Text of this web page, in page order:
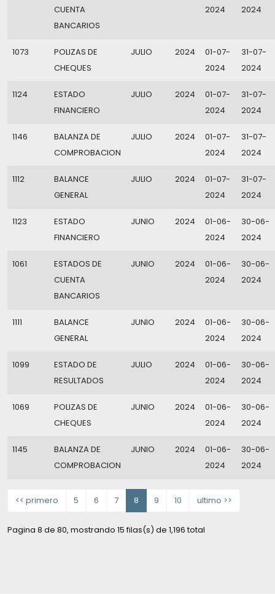
CUENTA
BANCARIOS
2024
2024
1073
POLIZAS DE
CHEQUES
JULIO 2024
01-07-
2024
31-07-
2024
1124
ESTADO
FINANCIERO
JULIO 2024
01-07-
2024
31-07-
2024
1146
BALANZA DE
COMPROBACION
JULIO 2024
01-07-
2024
31-07-
2024
1112
BALANCE
GENERAL
JULIO 2024
01-07-
2024
31-07-
2024
1123
ESTADO
FINANCIERO
JUNIO 2024
01-06-
2024
30-06-
2024
1061
ESTADOS DE
CUENTA
BANCARIOS
JUNIO 2024
01-06-
2024
30-06-
2024
1111
BALANCE
GENERAL
JUNIO 2024
01-06-
2024
30-06-
2024
1099
ESTADO DE
RESULTADOS
JULIO 2024
01-06-
2024
30-06-
2024
1069
POLIZAS DE
CHEQUES
JUNIO 2024
01-06-
2024
30-06-
2024
1145
BALANZA DE
COMPROBACION
JUNIO 2024
01-06-
2024
30-06-
2024
<< primero 5 6 7 8 9 10 ultimo >>
Pagina 8 de 80, mostrando 15 filas(s) de 1,196 total